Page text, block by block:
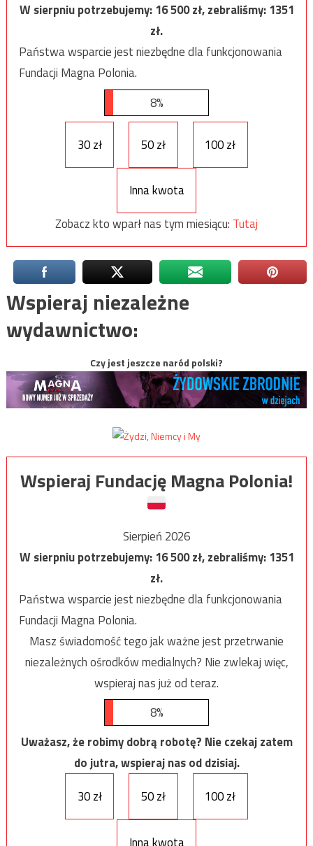
W sierpniu potrzebujemy:16 500zł, zebraliśmy:1351
zł.
Państwa wsparcie jest niezbędne dla funkcjonowania
Fundacji Magna Polonia.
8%
30 zł 50 zł 100 zł
Inna kwota
Zobacz kto wparł nas tym miesiącu: Tutaj
Wspieraj niezależne
wydawnictwo:
Czy jest jeszcze naród polski?
Wspieraj Fundację Magna Polonia!
Sierpień 2026
W sierpniu potrzebujemy:16 500zł, zebraliśmy:1351
zł.
Państwa wsparcie jest niezbędne dla funkcjonowania
Fundacji Magna Polonia.
Masz świadomość tego jak ważne jest przetrwanie
niezależnych ośrodków medialnych? Nie zwlekaj więc,
wspieraj nas już od teraz.
8%
Uważasz, że robimy dobrą robotę? Nie czekaj zatem
do jutra, wspieraj nas od dzisiaj.
30 zł
50 zł 100 zł
Inna kwota